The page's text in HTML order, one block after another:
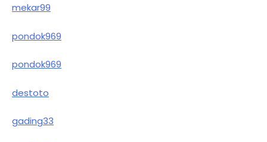
mekar99
pondok969
pondok969
destoto
gading33